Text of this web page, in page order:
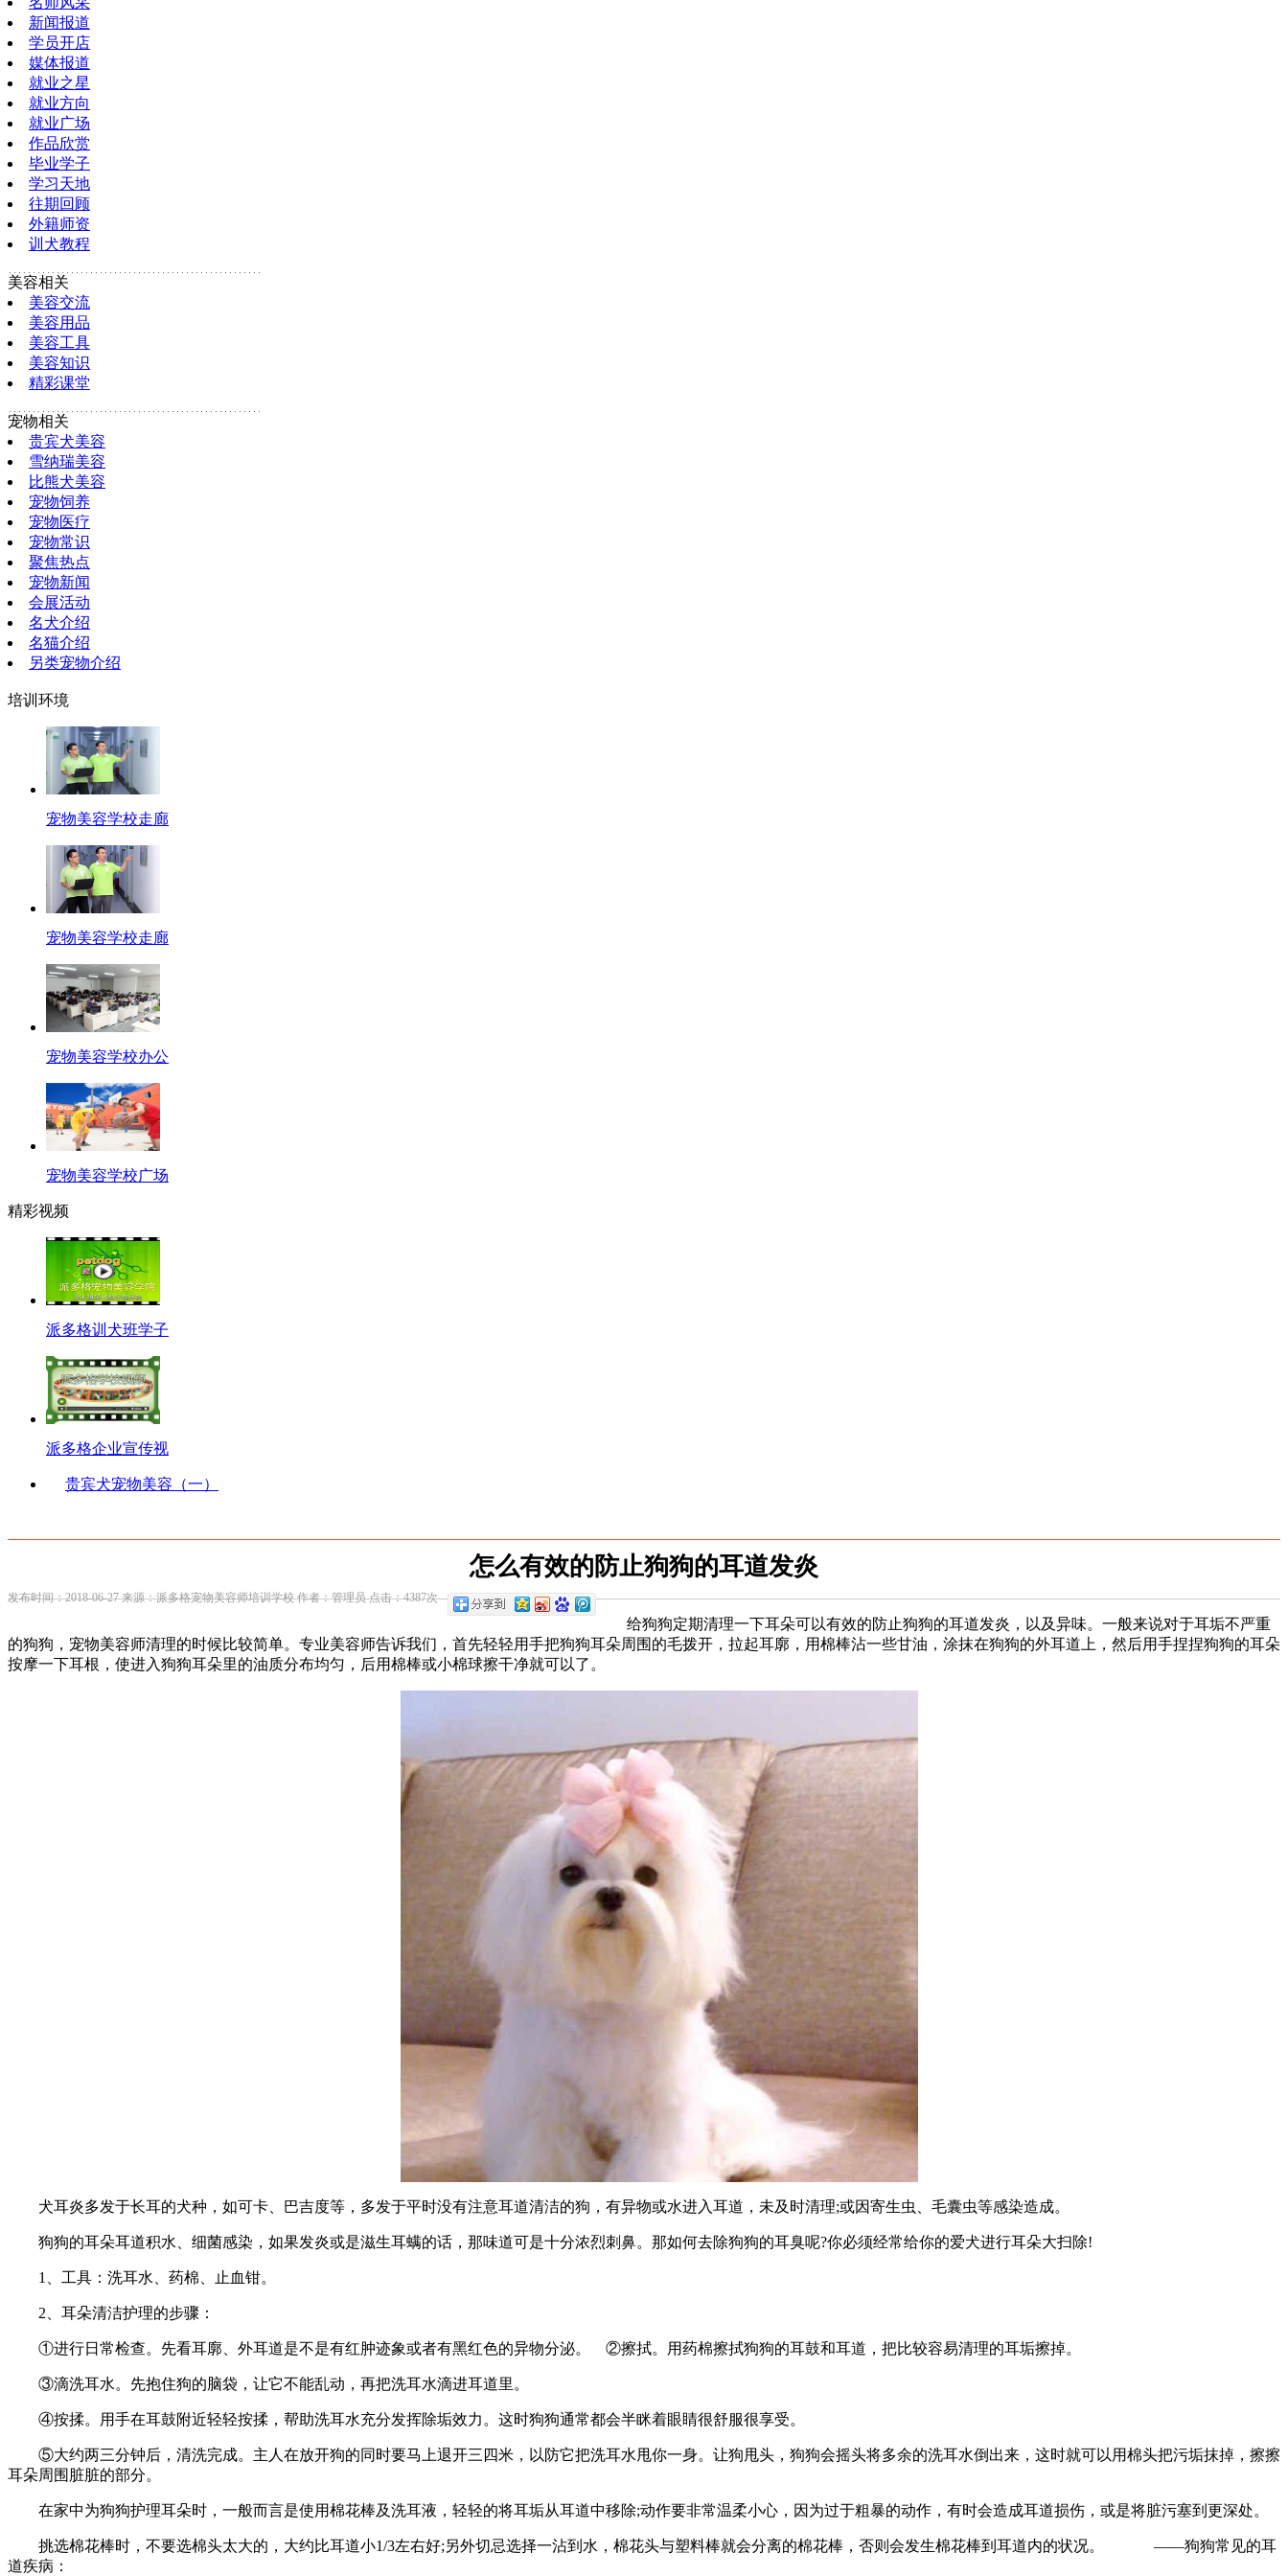
新闻报道
学员开店
媒体报道
就业之星
就业方向
就业广场
作品欣赏
毕业学子
学习天地
往期回顾
外籍师资
训犬教程
美容相关
美容交流
美容用品
美容工具
美容知识
精彩课堂
宠物相关
贵宾犬美容
雪纳瑞美容
比熊犬美容
宠物饲养
宠物医疗
宠物常识
聚焦热点
宠物新闻
会展活动
名犬介绍
名猫介绍
另类宠物介绍
培训环境
宠物美容学校走廊
宠物美容学校走廊
宠物美容学校办公
宠物美容学校广场
精彩视频
派多格训犬班学子
派多格企业宣传视
贵宾犬宠物美容（一）
怎么有效的防止狗狗的耳道发炎
发布时间：2018-06-27 来源：派多格宠物美容师培训学校 作者：管理员 点击：4387次
给狗狗定期清理一下耳朵可以有效的防止狗狗的耳道发炎，以及异味。一般来说对于耳垢不严重
的狗狗，宠物美容师清理的时候比较简单。专业美容师告诉我们，首先轻轻用手把狗狗耳朵周围的毛拨开，拉起耳廓，用棉棒沾一些甘油，涂抹在狗狗的外耳道上，然后用手捏捏狗狗的耳朵
按摩一下耳根，使进入狗狗耳朵里的油质分布均匀，后用棉棒或小棉球擦干净就可以了。
犬耳炎多发于长耳的犬种，如可卡、巴吉度等，多发于平时没有注意耳道清洁的狗，有异物或水进入耳道，未及时清理;或因寄生虫、毛囊虫等感染造成。
狗狗的耳朵耳道积水、细菌感染，如果发炎或是滋生耳螨的话，那味道可是十分浓烈刺鼻。那如何去除狗狗的耳臭呢?你必须经常给你的爱犬进行耳朵大扫除!
1、工具：洗耳水、药棉、止血钳。
2、耳朵清洁护理的步骤：
①进行日常检查。先看耳廓、外耳道是不是有红肿迹象或者有黑红色的异物分泌。 ②擦拭。用药棉擦拭狗狗的耳鼓和耳道，把比较容易清理的耳垢擦掉。
③滴洗耳水。先抱住狗的脑袋，让它不能乱动，再把洗耳水滴进耳道里。
④按揉。用手在耳鼓附近轻轻按揉，帮助洗耳水充分发挥除垢效力。这时狗狗通常都会半眯着眼睛很舒服很享受。
⑤大约两三分钟后，清洗完成。主人在放开狗的同时要马上退开三四米，以防它把洗耳水甩你一身。让狗甩头，狗狗会摇头将多余的洗耳水倒出来，这时就可以用棉头把污垢抹掉，擦擦
耳朵周围脏脏的部分。
在家中为狗狗护理耳朵时，一般而言是使用棉花棒及洗耳液，轻轻的将耳垢从耳道中移除;动作要非常温柔小心，因为过于粗暴的动作，有时会造成耳道损伤，或是将脏污塞到更深处。
挑选棉花棒时，不要选棉头太大的，大约比耳道小1/3左右好;另外切忌选择一沾到水，棉花头与塑料棒就会分离的棉花棒，否则会发生棉花棒到耳道内的状况。 ——狗狗常见的耳
道疾病：